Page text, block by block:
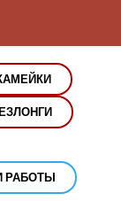
РАБОТЫ